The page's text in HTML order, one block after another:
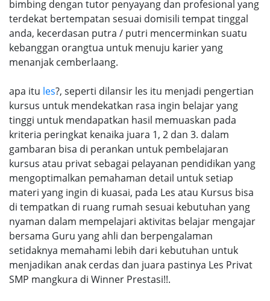
bimbing dengan tutor penyayang dan profesional yang
terdekat bertempatan sesuai domisili tempat tinggal
anda, kecerdasan putra / putri mencerminkan suatu
kebanggan orangtua untuk menuju karier yang
menanjak cemberlaang.
apa itu les?, seperti dilansir les itu menjadi pengertian
kursus untuk mendekatkan rasa ingin belajar yang
tinggi untuk mendapatkan hasil memuaskan pada
kriteria peringkat kenaika juara 1, 2 dan 3. dalam
gambaran bisa di perankan untuk pembelajaran
kursus atau privat sebagai pelayanan pendidikan yang
mengoptimalkan pemahaman detail untuk setiap
materi yang ingin di kuasai, pada Les atau Kursus bisa
di tempatkan di ruang rumah sesuai kebutuhan yang
nyaman dalam mempelajari aktivitas belajar mengajar
bersama Guru yang ahli dan berpengalaman
setidaknya memahami lebih dari kebutuhan untuk
menjadikan anak cerdas dan juara pastinya Les Privat
SMP mangkura di Winner Prestasi!!.